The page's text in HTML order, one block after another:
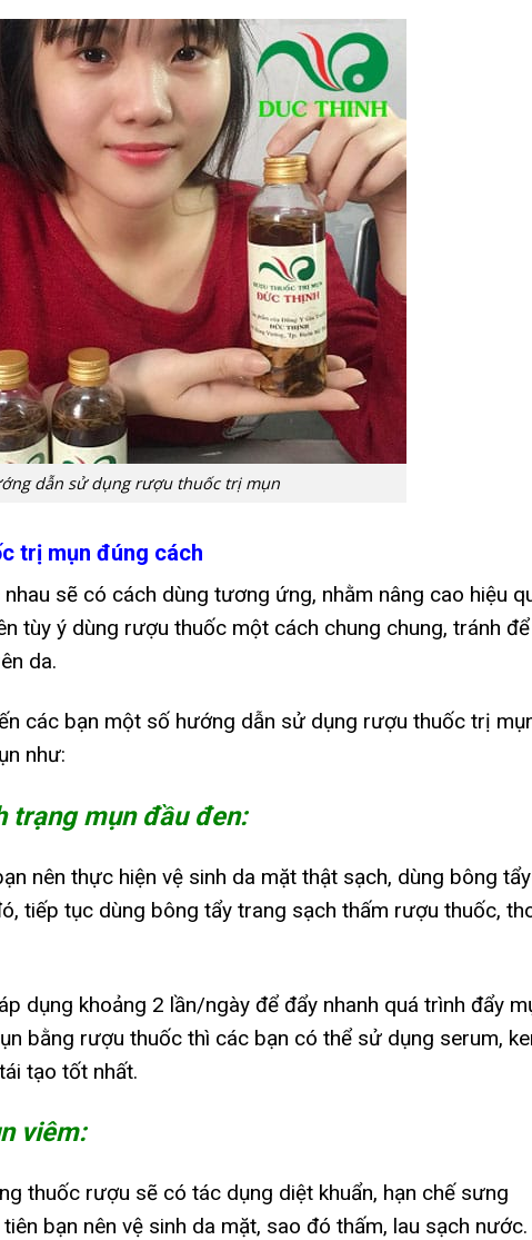
dẫn sử dụng rượu thuốc trị mụn
trị mụn đúng cách
sẽ có cách dùng tương ứng, nhằm nâng cao hiệu
tùy ý dùng rượu thuốc một cách chung chung, tránh
da.
các bạn một số hướng dẫn sử dụng rượu thuốc trị
như:
trạng mụn đầu đen:
nên thực hiện vệ sinh da mặt thật sạch, dùng bông tẩy
tiếp tục dùng bông tẩy trang sạch thấm rượu thuốc,
dụng khoảng 2 lần/ngày để đẩy nhanh quá trình đẩy
bằng rượu thuốc thì các bạn có thể sử dụng serum,
tạo tốt nhất.
viêm:
thuốc rượu sẽ có tác dụng diệt khuẩn, hạn chế sưng
bạn nên vệ sinh da mặt, sao đó thấm, lau sạch nước.